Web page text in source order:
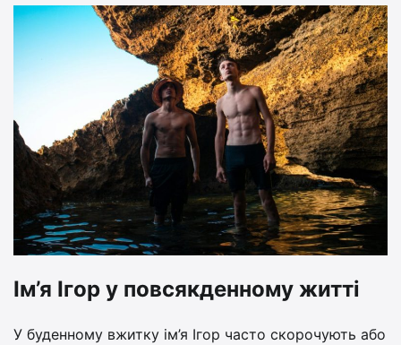
Ім’я Ігор у повсякденному житті
У буденному вжитку ім’я Ігор часто скорочують або